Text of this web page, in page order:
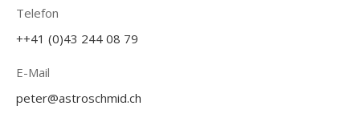
Telefon
++41 (0)43 244 08 79
E-Mail
peter@astroschmid.ch